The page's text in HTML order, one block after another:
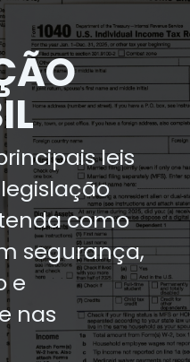
leis
como
segurança,
e
nas